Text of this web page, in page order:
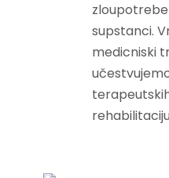
supstanci.
medicniski